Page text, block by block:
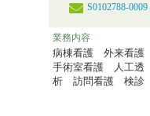
S0102788-0009
業務内容
病棟看護 外来看護
手術室看護 人工透
析 訪問看護 検診